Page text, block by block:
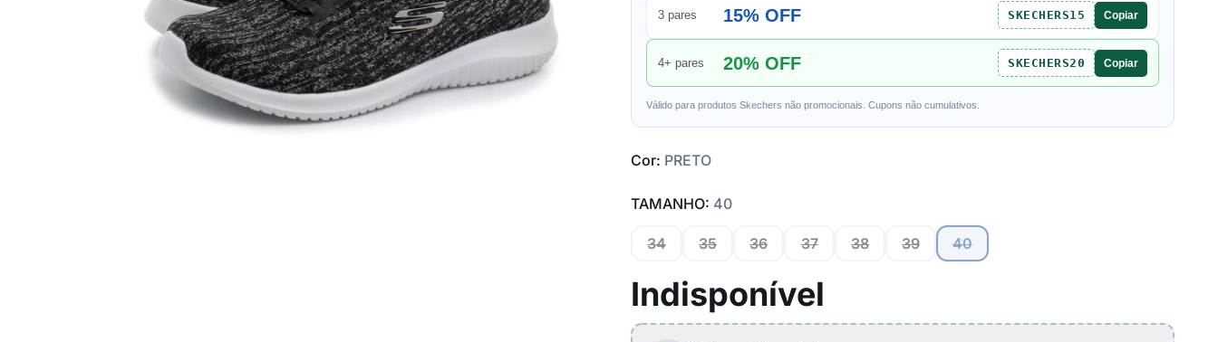
3 pares 15% OFF SKECHERS15 Copiar
4+ pares 20% OFF SKECHERS20 Copiar
Válido para produtos Skechers não promocionais. Cupons não cumulativos.
Cor: PRETO
TAMANHO: 40
34 35 36 37 38 39 40
Indisponível